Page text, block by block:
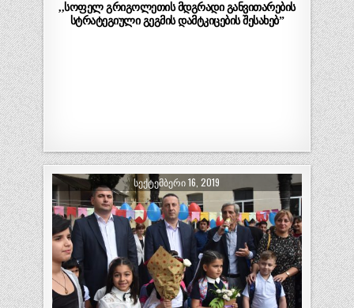
,,სოფელ გრიგოლეთის მდგრადი განვითარების
სტრატეგიული გეგმის დამტკიცების შესახებ”
ᲡᲔᲥᲢᲔᲛᲑᲔᲠᲘ 16, 2019